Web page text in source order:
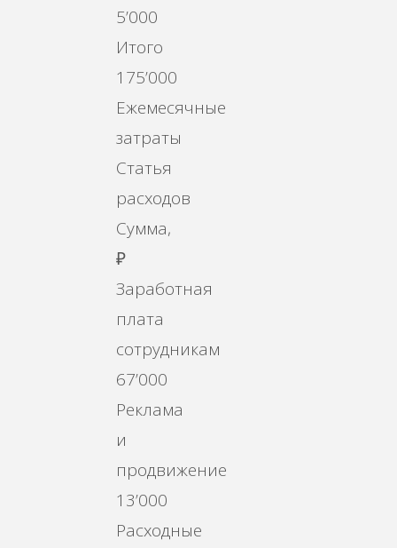
5’000
Итого
175’000
Ежемесячные
затраты
Статья
расходов
Сумма,
₽
Заработная
плата
сотрудникам
67’000
Реклама
и
продвижение
13’000
Расходные